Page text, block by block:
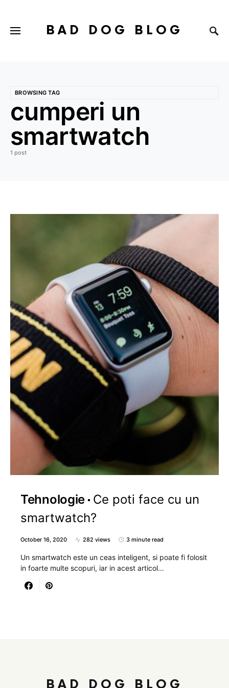
BAD DOG BLOG
BROWSING TAG
cumperi un
smartwatch
1 post
Tehnologie Ce poti face cu un
smartwatch?
October 16, 2020 282 views 3 minute read
Un smartwatch este un ceas inteligent, si poate fi folosit
in foarte multe scopuri, iar in acest articol…
BAD DOG BLOG